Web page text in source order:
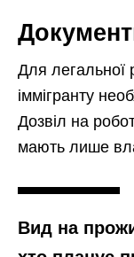
Для легальної
іммігранту
Дозвіл на
мають лише
Вид на